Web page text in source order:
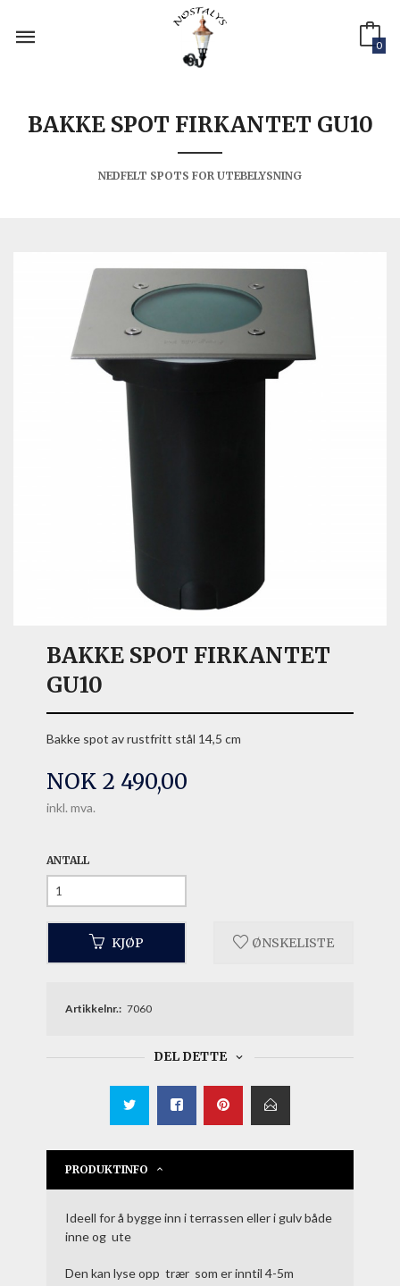
innholdet
0
BAKKE SPOT FIRKANTET GU10
NEDFELT SPOTS FOR UTEBELYSNING
BAKKE SPOT FIRKANTET
GU10
Bakke spot av rustfritt stål 14,5 cm
Pris
NOK 2 490,00
inkl. mva.
ANTALL
KJØP ØNSKELISTE
Artikkelnr.: 7060
DEL DETTE
PRODUKTINFO
Ideell for å bygge inn i terrassen eller i gulv både
inne og ute
Den kan lyse opp trær som er inntil 4-5m